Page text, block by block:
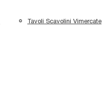
Tavoli Scavolini Vimercate